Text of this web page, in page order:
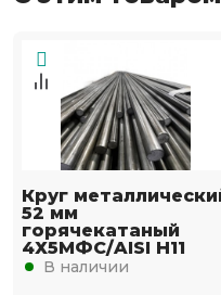
Круг
52 мм
горячекатаный
4Х5МФС/AISI H11
В наличии